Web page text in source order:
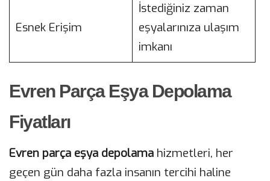
Esnek Erişim
İstediğiniz zaman
eşyalarınıza ulaşım
imkanı
Evren Parça Eşya Depolama
Fiyatları
Evren parça eşya depolama hizmetleri, her
geçen gün daha fazla insanın tercihi haline